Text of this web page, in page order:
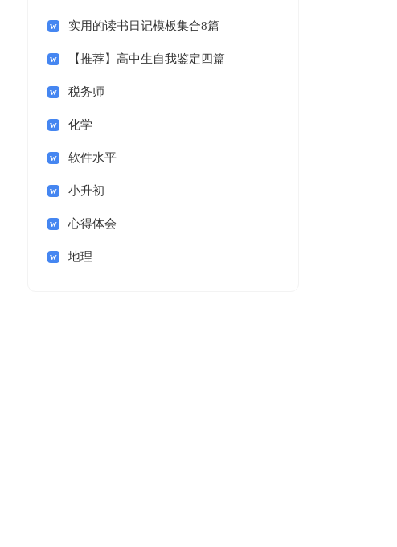
实用的读书日记模板集合8篇
【推荐】高中生自我鉴定四篇
税务师
化学
软件水平
小升初
心得体会
地理